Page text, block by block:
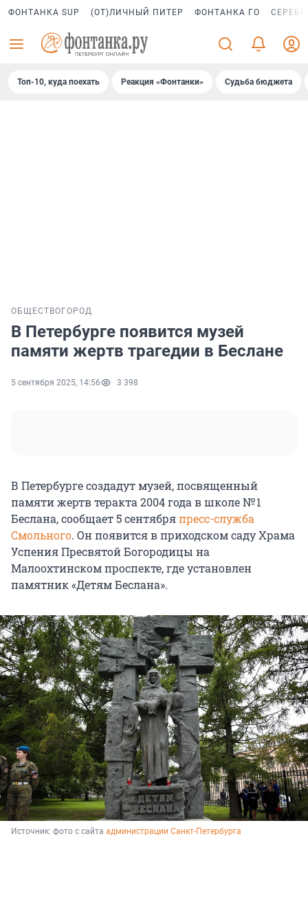
ФОНТАНКА SUP (ОТ)ЛИЧНЫЙ ПИТЕР ФОНТАНКА ГО
Топ-10, куда поехать Реакция «Фонтанки» Судьба бюджета
ОБЩЕСТВО ГОРОД
В Петербурге появится музей
памяти жертв трагедии в Беслане
5 сентября 2025, 14:56 3 398
В Петербурге создадут музей, посвященный
памяти жертв теракта 2004 года в школе № 1
Беслана, сообщает 5 сентябряпресс-служба
Смольного. Он появится в приходском саду Храма
Успения Пресвятой Богородицы на
Малоохтинском проспекте, где установлен
памятник «Детям Беслана».
Источник: фото с сайта администрации Санкт-Петербурга